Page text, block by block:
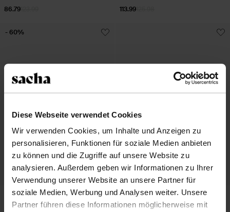
Diese Webseite verwendet Cookies
Wir verwenden Cookies, um Inhalte und Anzeigen zu
personalisieren, Funktionen für soziale Medien anbieten
zu können und die Zugriffe auf unsere Website zu
analysieren. Außerdem geben wir Informationen zu Ihrer
Verwendung unserer Website an unsere Partner für
soziale Medien, Werbung und Analysen weiter. Unsere
Partner führen diese Informationen möglicherweise mit
86.79 113.99
Dunkelbraune Ledersandaletten mit
Schnalle
- 60%
Dunkelbraune Lederstiefeletten mit
Absatz